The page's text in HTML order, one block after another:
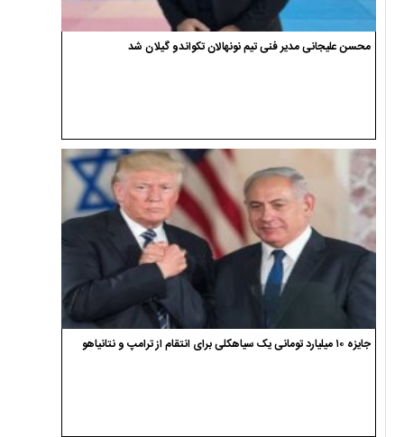
محسن علیجانی مدیر فنی تیم نونهالان تکواندو گیلان شد
جایزه ۱۰ میلیارد تومانی یک سیاهکلی برای انتقام از ترامپ و نتانیاهو